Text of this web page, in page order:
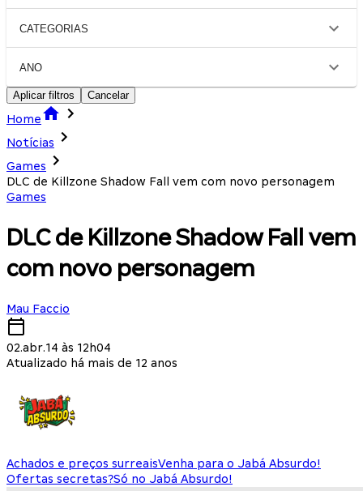
CATEGORIAS
ANO
Aplicar filtros Cancelar
Home
Notícias
Games
DLC de Killzone Shadow Fall vem com novo personagem
Games
DLC de Killzone Shadow Fall vem
com novo personagem
Mau Faccio
02.abr.14 às 12h04
Atualizado há mais de 12 anos
Achados e preços surreaisVenha para o Jabá Absurdo!
Ofertas secretas?Só no Jabá Absurdo!